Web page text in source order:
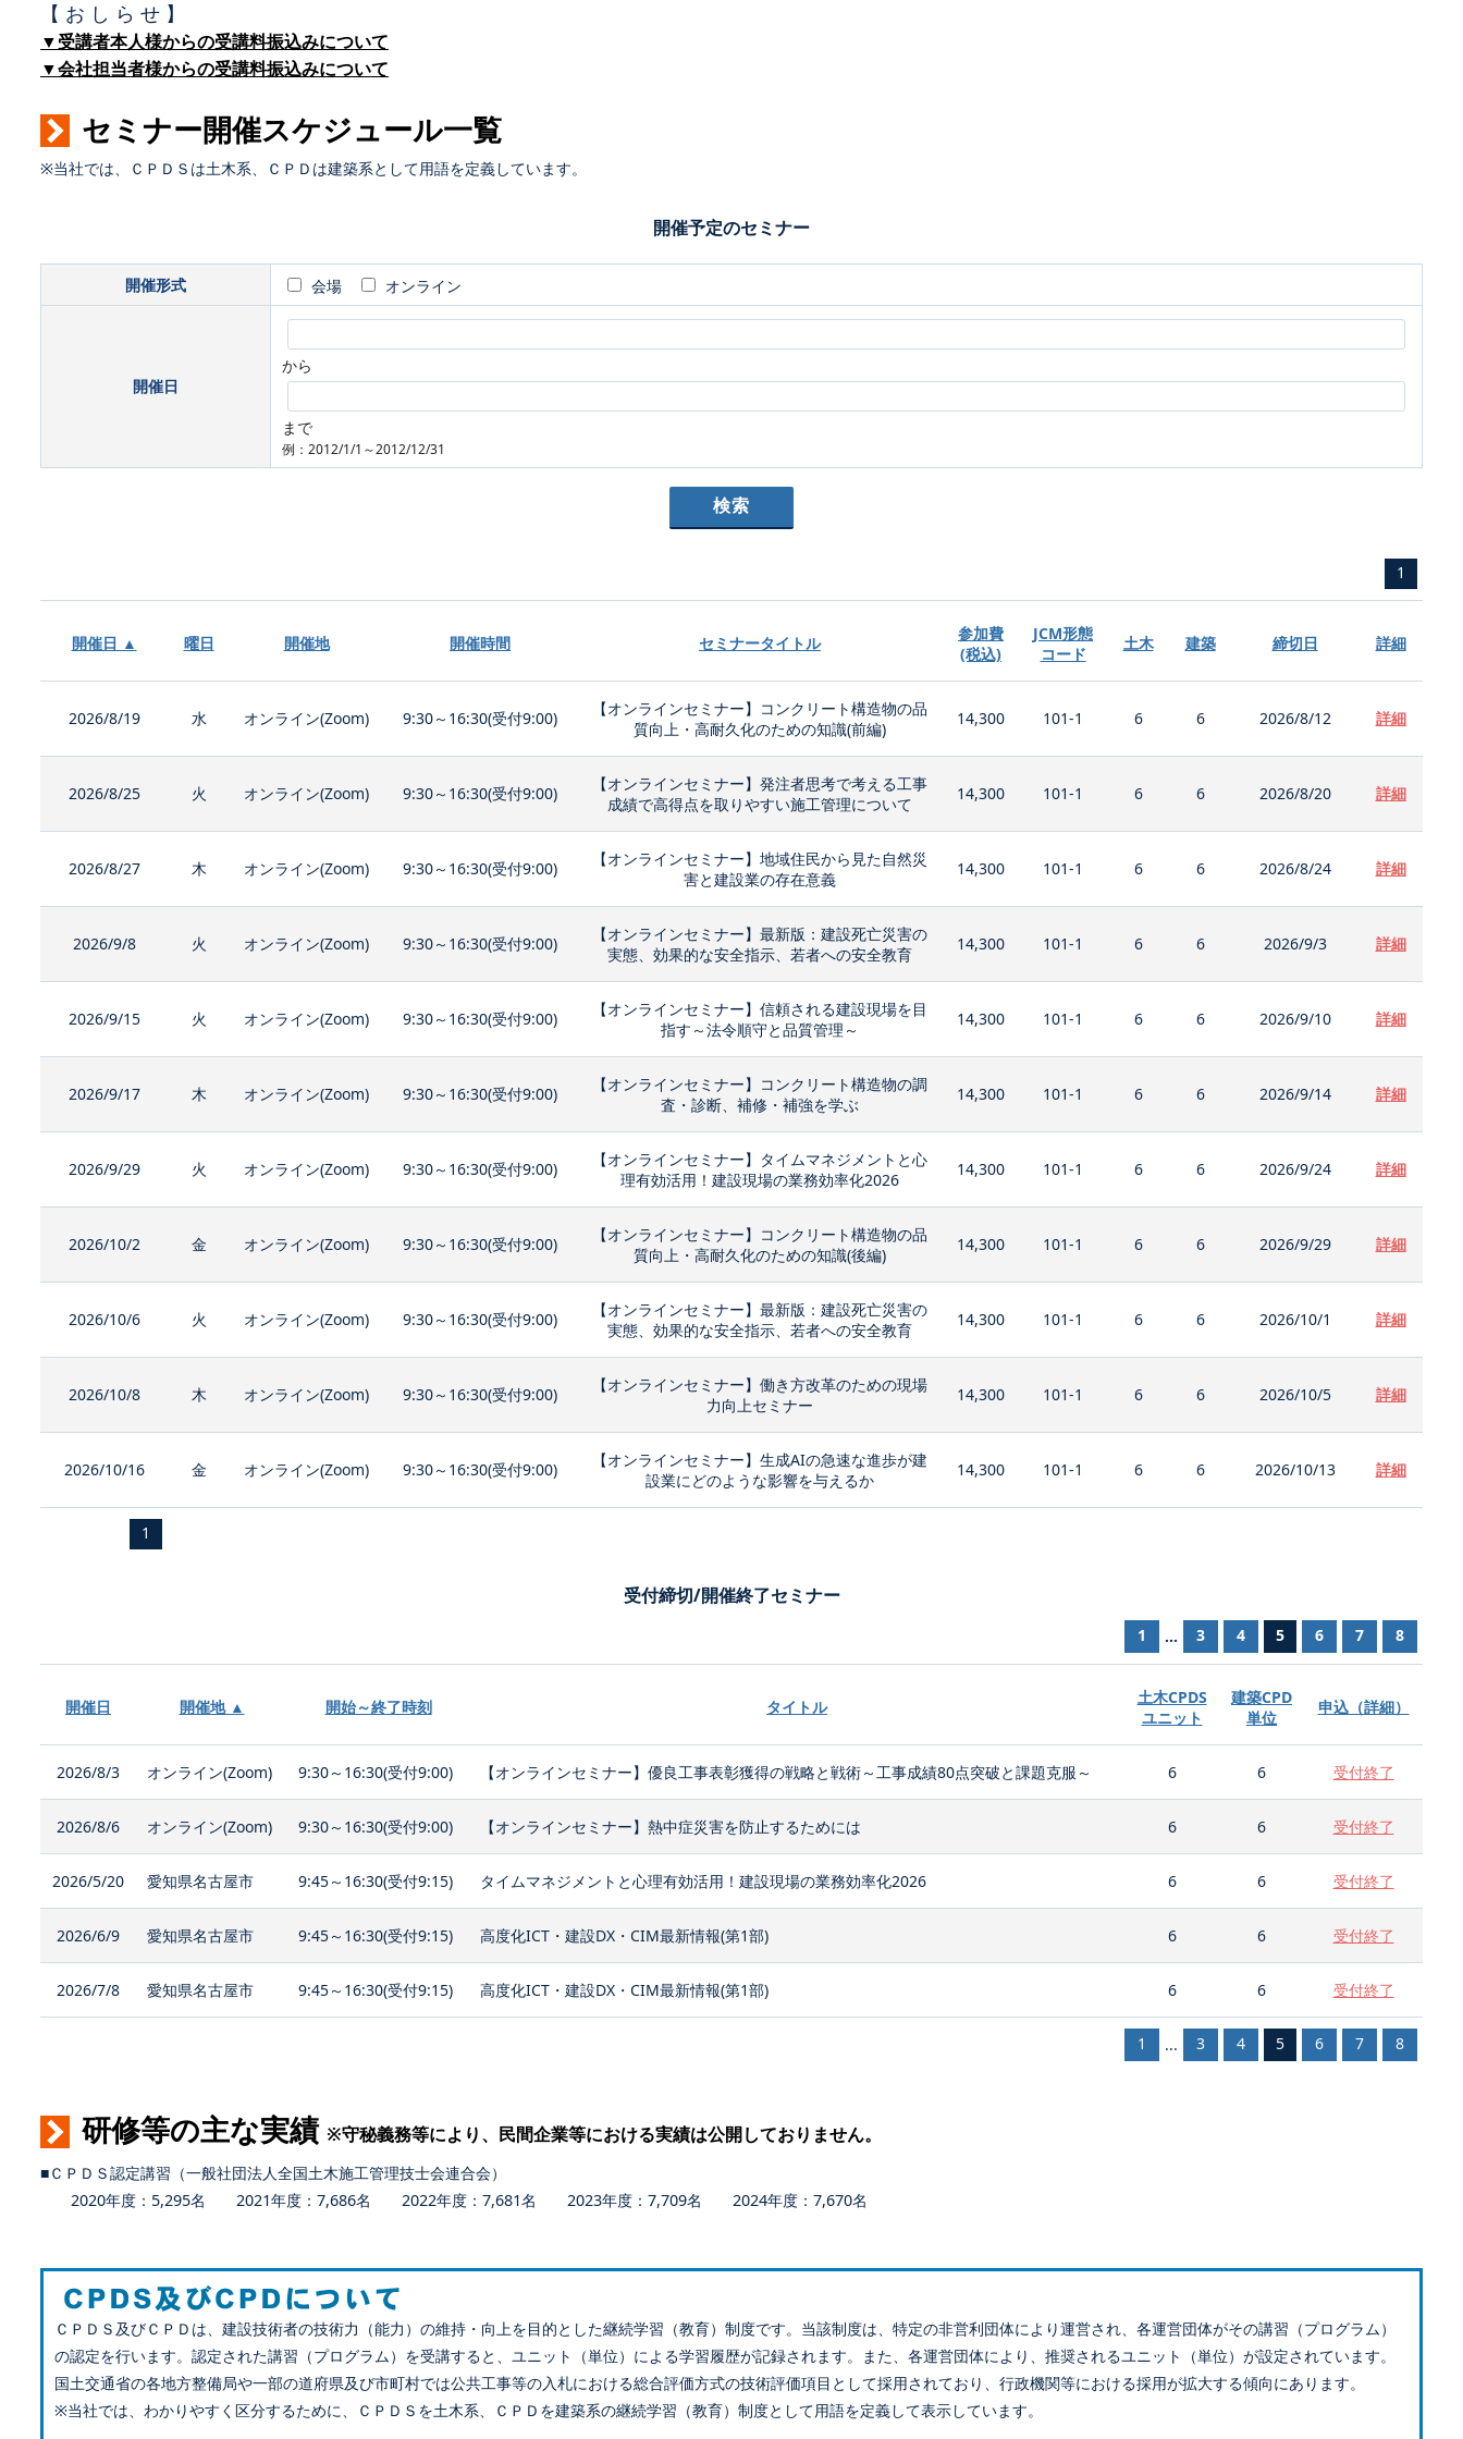
【 お し ら せ 】
▼受講者本人様からの受講料振込みについて
▼会社担当者様からの受講料振込みについて
セミナー開催スケジュール一覧
※当社では、ＣＰＤＳは土木系、ＣＰＤは建築系として用語を定義しています。
開催予定のセミナー
開催形式 会場 オンライン
開催日
から
まで
例：2012/1/1～2012/12/31
1
開催日 ▲ 曜日 開催地 開催時間 セミナータイトル
参加費
(税込)
JCM形態
コード
土木 建築 締切日 詳細
2026/8/19 水 オンライン(Zoom) 9:30～16:30(受付9:00)
【オンラインセミナー】コンクリート構造物の品
質向上・高耐久化のための知識(前編)
14,300 101-1 6 6 2026/8/12 詳細
2026/8/25 火 オンライン(Zoom) 9:30～16:30(受付9:00)
【オンラインセミナー】発注者思考で考える工事
成績で高得点を取りやすい施工管理について
14,300 101-1 6 6 2026/8/20 詳細
2026/8/27 木 オンライン(Zoom) 9:30～16:30(受付9:00)
【オンラインセミナー】地域住民から見た自然災
害と建設業の存在意義
14,300 101-1 6 6 2026/8/24 詳細
2026/9/8 火 オンライン(Zoom) 9:30～16:30(受付9:00)
【オンラインセミナー】最新版：建設死亡災害の
実態、効果的な安全指示、若者への安全教育
14,300 101-1 6 6 2026/9/3 詳細
2026/9/15 火 オンライン(Zoom) 9:30～16:30(受付9:00)
【オンラインセミナー】信頼される建設現場を目
指す～法令順守と品質管理～
14,300 101-1 6 6 2026/9/10 詳細
2026/9/17 木 オンライン(Zoom) 9:30～16:30(受付9:00)
【オンラインセミナー】コンクリート構造物の調
査・診断、補修・補強を学ぶ
14,300 101-1 6 6 2026/9/14 詳細
2026/9/29 火 オンライン(Zoom) 9:30～16:30(受付9:00)
【オンラインセミナー】タイムマネジメントと心
理有効活用！建設現場の業務効率化2026
14,300 101-1 6 6 2026/9/24 詳細
2026/10/2 金 オンライン(Zoom) 9:30～16:30(受付9:00)
【オンラインセミナー】コンクリート構造物の品
質向上・高耐久化のための知識(後編)
14,300 101-1 6 6 2026/9/29 詳細
2026/10/6 火 オンライン(Zoom) 9:30～16:30(受付9:00)
【オンラインセミナー】最新版：建設死亡災害の
実態、効果的な安全指示、若者への安全教育
14,300 101-1 6 6 2026/10/1 詳細
2026/10/8 木 オンライン(Zoom) 9:30～16:30(受付9:00)
【オンラインセミナー】働き方改革のための現場
力向上セミナー
14,300 101-1 6 6 2026/10/5 詳細
2026/10/16 金 オンライン(Zoom) 9:30～16:30(受付9:00)
【オンラインセミナー】生成AIの急速な進歩が建
設業にどのような影響を与えるか
14,300 101-1 6 6 2026/10/13 詳細
1
受付締切/開催終了セミナー
1 ... 3 4 5 6 7 8
開催日 開催地 ▲ 開始～終了時刻 タイトル
土木CPDS
ユニット
建築CPD
単位
申込（詳細）
2026/8/3 オンライン(Zoom) 9:30～16:30(受付9:00) 【オンラインセミナー】優良工事表彰獲得の戦略と戦術～工事成績80点突破と課題克服～ 6 6 受付終了
2026/8/6 オンライン(Zoom) 9:30～16:30(受付9:00) 【オンラインセミナー】熱中症災害を防止するためには 6 6 受付終了
2026/5/20 愛知県名古屋市 9:45～16:30(受付9:15) タイムマネジメントと心理有効活用！建設現場の業務効率化2026 6 6 受付終了
2026/6/9 愛知県名古屋市 9:45～16:30(受付9:15) 高度化ICT・建設DX・CIM最新情報(第1部) 6 6 受付終了
2026/7/8 愛知県名古屋市 9:45～16:30(受付9:15) 高度化ICT・建設DX・CIM最新情報(第1部) 6 6 受付終了
1 ... 3 4 5 6 7 8
研修等の主な実績 ※守秘義務等により、民間企業等における実績は公開しておりません。
■ＣＰＤＳ認定講習（一般社団法人全国土木施工管理技士会連合会）
2020年度：5,295名 2021年度：7,686名 2022年度：7,681名 2023年度：7,709名 2024年度：7,670名
ＣＰＤＳ及びＣＰＤは、建設技術者の技術力（能力）の維持・向上を目的とした継続学習（教育）制度です。当該制度は、特定の非営利団体により運営され、各運営団体がその講習（プログラム）
の認定を行います。認定された講習（プログラム）を受講すると、ユニット（単位）による学習履歴が記録されます。また、各運営団体により、推奨されるユニット（単位）が設定されています。
国土交通省の各地方整備局や一部の道府県及び市町村では公共工事等の入札における総合評価方式の技術評価項目として採用されており、行政機関等における採用が拡大する傾向にあります。
※当社では、わかりやすく区分するために、ＣＰＤＳを土木系、ＣＰＤを建築系の継続学習（教育）制度として用語を定義して表示しています。